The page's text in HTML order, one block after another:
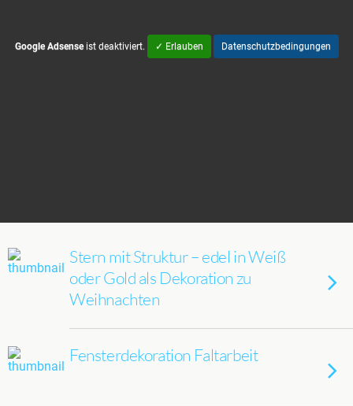
Google Adsenseist deaktiviert. ✓ Erlauben Datenschutzbedingungen
Stern mit Struktur – edel in Weiß
oder Gold als Dekoration zu
Weihnachten
Fensterdekoration Faltarbeit